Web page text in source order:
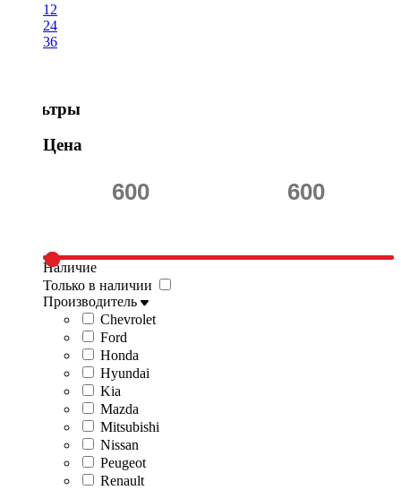
12
24
36
Фильтры
Цена
Наличие
Только в наличии
Производитель
Chevrolet
Ford
Honda
Hyundai
Kia
Mazda
Mitsubishi
Nissan
Peugeot
Renault